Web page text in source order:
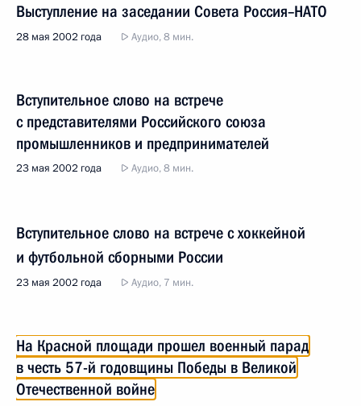
Выступление на заседании Совета Россия–НАТО
28 мая 2002 года Аудио, 8 мин.
Вступительное слово на встрече
с представителями Российского союза
промышленников и предпринимателей
23 мая 2002 года Аудио, 8 мин.
Вступительное слово на встрече с хоккейной
и футбольной сборными России
23 мая 2002 года Аудио, 7 мин.
На Красной площади прошел военный парад
в честь 57-й годовщины Победы в Великой
Отечественной войне